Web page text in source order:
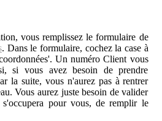
vous remplissez le formulaire de
. Dans le formulaire, cochez la case à
Un numéro Client vous
si vous avez besoin de prendre
la suite, vous n'aurez pas à rentrer
Vous aurez juste besoin de valider
pour vous, de remplir le